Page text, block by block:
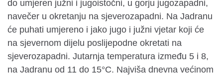
do umjeren južni i jugoistočni, u gorju jugozapadni,
navečer u okretanju na sjeverozapadni. Na Jadranu
će puhati umjereno i jako jugo i južni vjetar koji će
na sjevernom dijelu poslijepodne okretati na
sjeverozapadni. Jutarnja temperatura između 5 i 8,
na Jadranu od 11 do 15°C. Najviša dnevna većinom